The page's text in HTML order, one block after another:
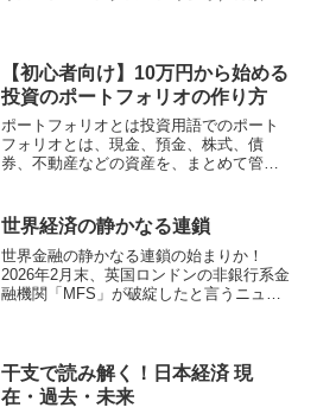
【初心者向け】10万円から始める
投資のポートフォリオの作り方
ポートフォリオとは投資用語でのポート
フォリオとは、現金、預金、株式、債
券、不動産などの資産を、まとめて管理
金融商品に分散することをリスクヘッジ
と呼び、プロの投資家も採用...
世界経済の静かなる連鎖
世界金融の静かなる連鎖の始まりか！
2026年2月末、英国ロンドンの非銀行系金
融機関「MFS」が破綻したと言うニュー
相場観を押しつけ...
干支で読み解く！日本経済 現
在・過去・未来